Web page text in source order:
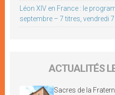
Léon XIV en France : le
septembre – 7 titres, vendredi
ACTUALITÉS
Sacres de la